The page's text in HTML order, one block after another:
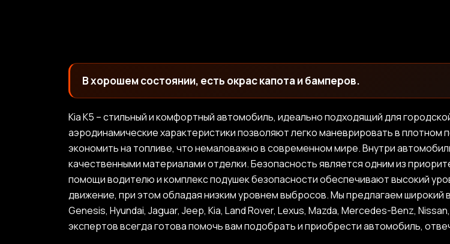
В хорошем состоянии, есть окрас капота и бамперов.
Kia K5 – стильный и комфортный автомобиль, идеально подходящий для
аэродинамические характеристики позволяют легко маневрировать в плотном
экономить на топливе, что немаловажно в современном мире. Внутри
качественными материалами отделки. Безопасность является одним из
помощи водителю и комплекс подушек безопасности обеспечивают высокий
движение, при этом обладая низким уровнем выбросов. Мы предлагаем широкий
Genesis, Hyundai, Jaguar, Jeep, Kia, Land Rover, Lexus, Mazda, Mercedes-Benz,
экспертов всегда готова помочь вам подобрать и приобрести автомобиль,